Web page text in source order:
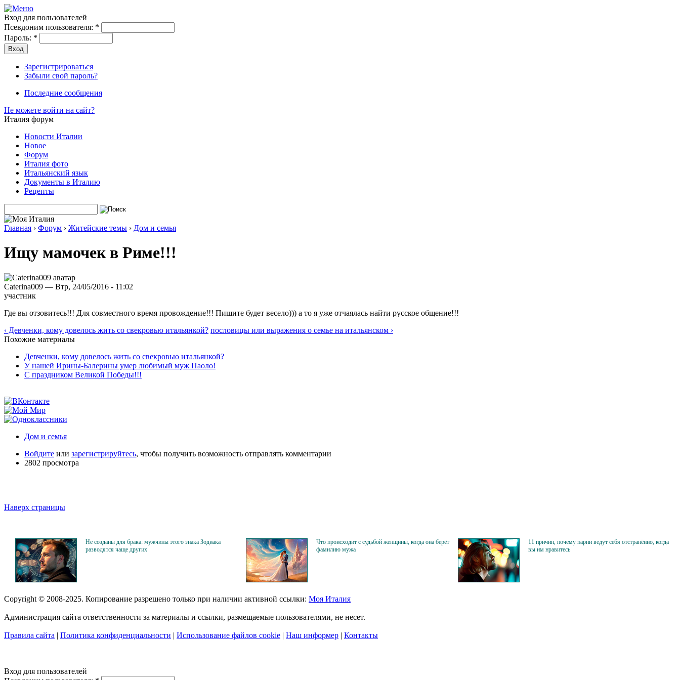
Вход для пользователей
Псевдоним пользователя: *
Пароль: *
Зарегистрироваться
Забыли свой пароль?
Последние сообщения
Не можете войти на сайт?
Италия форум
Новости Италии
Новое
Форум
Италия фото
Итальянский язык
Документы в Италию
Рецепты
Главная › Форум › Житейские темы › Дом и семья
Ищу мамочек в Риме!!!
Caterina009 — Втр, 24/05/2016 - 11:02
участник
Где вы отзовитесь!!! Для совместного время провождение!!! Пишите будет весело))) а то я уже отчаялась найти русское общение!!!
‹ Девченки, кому довелось жить со свекровью итальянкой? пословицы или выражения о семье на итальянском ›
Похожие материалы
Девченки, кому довелось жить со свекровью итальянкой?
У нашей Ирины-Балерины умер любимый муж Паоло!
С праздником Великой Победы!!!
Дом и семья
Войдите или зарегистрируйтесь, чтобы получить возможность отправлять комментарии
2802 просмотра
Наверх страницы
Не созданы для брака: мужчины этого знака Зодиака
разводятся чаще других
Что происходит с судьбой женщины, когда она берёт
фамилию мужа
11 причин, почему парни ведут себя отстранённо, когда
вы им нравитесь
Copyright © 2008-2025. Копирование разрешено только при наличии активной ссылки: Моя Италия
Администрация сайта ответственности за материалы и ссылки, размещаемые пользователями, не несет.
Правила сайта | Политика конфиденциальности | Использование файлов cookie | Наш информер | Контакты
Вход для пользователей